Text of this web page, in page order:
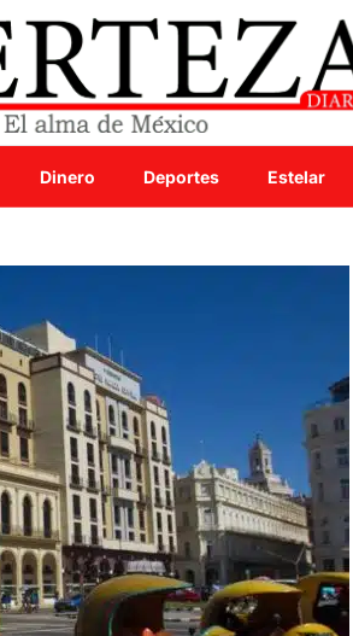
Dinero Deportes Estelar